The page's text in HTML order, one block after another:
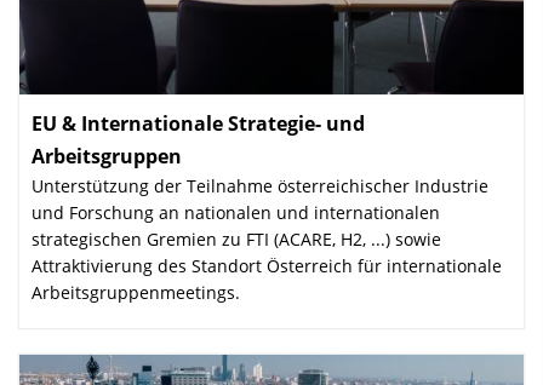
EU & Internationale Strategie- und
Arbeitsgruppen
Unterstützung der Teilnahme österreichischer Industrie
und Forschung an nationalen und internationalen
strategischen Gremien zu FTI (ACARE, H2, ...) sowie
Attraktivierung des Standort Österreich für internationale
Arbeitsgruppenmeetings.